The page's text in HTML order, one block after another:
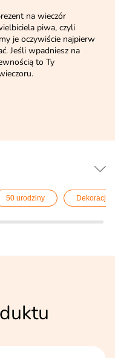
na wieczór
piwa, czyli
je oczywiście najpierw
Jeśli wpadniesz na
to Ty
50 urodziny Dekoracje